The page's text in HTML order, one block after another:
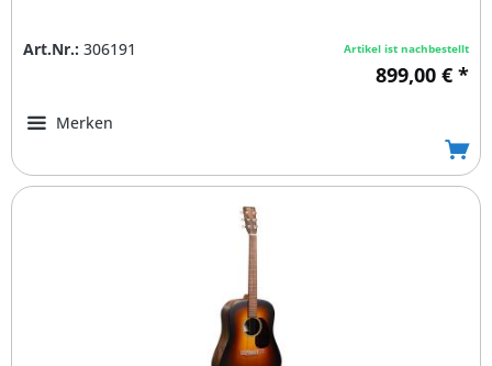
Art.Nr.: 306191 Artikel ist nachbestellt
899,00 € *
Merken